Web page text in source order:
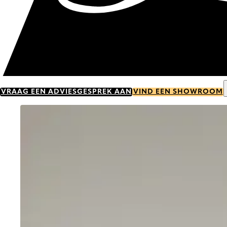
VRAAG EEN ADVIESGESPREK AAN VIND EEN SHOWROOM
Go to item 0